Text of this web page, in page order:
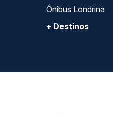
Ônibus Londrina
+ Destinos